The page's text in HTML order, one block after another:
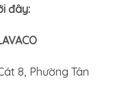
đây:
8, Phường Tân